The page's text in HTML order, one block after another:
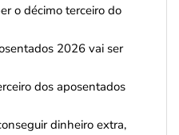
o décimo terceiro do
2026 vai ser
dos aposentados
dinheiro extra,